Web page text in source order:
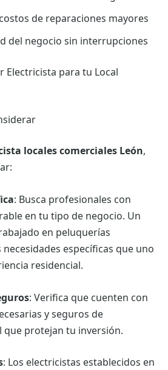
de reparaciones mayores
del negocio sin interrupciones
Electricista para tu Local
locales comerciales León,
: Busca profesionales con
en tu tipo de negocio. Un
en peluquerías
específicas que uno
residencial.
: Verifica que cuenten con
y seguros de
que protejan tu inversión.
: Los electricistas establecidos en